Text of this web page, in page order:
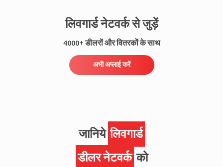
लिवगार्ड नेटवर्क से जुड़ें
4000+ डीलरों और वितरकों के साथ
अभी अप्लाई करें
जानियेलिवगार्ड
डीलर नेटवर्क को